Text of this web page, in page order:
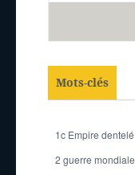
Mots-clés
1c Empire dentelé
2 guerre mondiale